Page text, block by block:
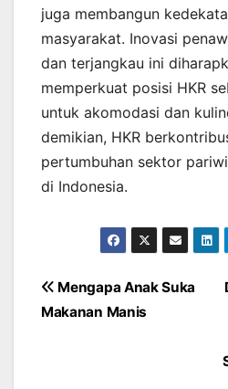
juga membangun
masyarakat. Inovasi
dan terjangkau ini
memperkuat posisi HKR
untuk akomodasi dan
demikian, HKR
pertumbuhan sektor
di Indonesia.
Post
Mengapa Anak Suka
Makanan Manis